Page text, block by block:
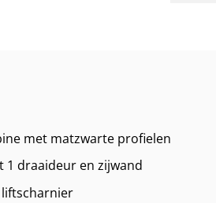
met matzwarte profielen
1 draaideur en zijwand